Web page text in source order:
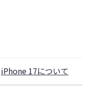
iPhone 17について